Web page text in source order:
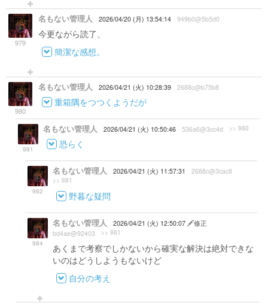
979
名もない管理人 2026/04/20 (月) 13:54:14 949b0@5b5d0
今更ながら読了、
簡潔な感想。
980
名もない管理人 2026/04/21 (火) 10:28:39 2688c@b75b8
重箱隅をつつくようだが
981
名もない管理人 2026/04/21 (火) 10:50:46 536a6@3cc4d >> 980
恐らく
982
名もない管理人 2026/04/21 (火) 11:57:31 2688c@3cac8
>> 981
野暮な疑問
984
名もない管理人 2026/04/21 (火) 12:50:07
修正
bd4ae@92403
>> 981
あくまで考察でしかないから確実な解決は絶対できな
いのはどうしようもないけど
自分の考え